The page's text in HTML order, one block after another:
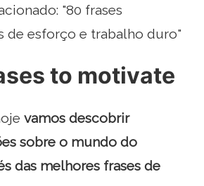
"80 frases
de esforço e trabalho duro"
to motivate
vamos descobrir
sobre o mundo do
das melhores frases de